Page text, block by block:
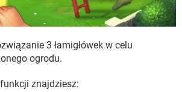
3 łamigłówek w celu
ogrodu.
znajdziesz: